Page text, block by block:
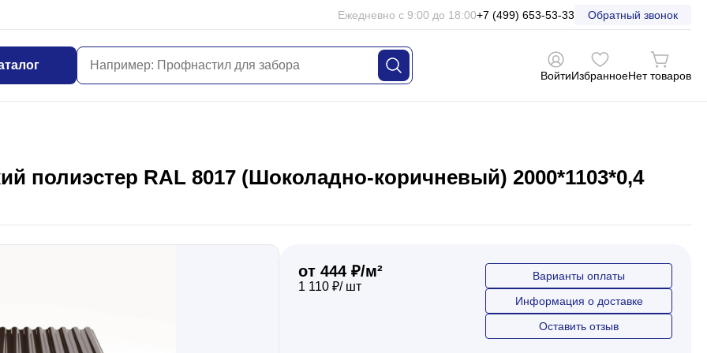
Ежедневно с 9:00 до 18:00+7 (499) 653-53-33 Обратный звонок
ВойтиИзбранноеНет товаров
полиэстер RAL 8017 (Шоколадно-коричневый) 2000*1103*0,4
от 444 ₽/м²
1 110 ₽/ шт
Варианты оплаты
Информация о доставке
Оставить отзыв